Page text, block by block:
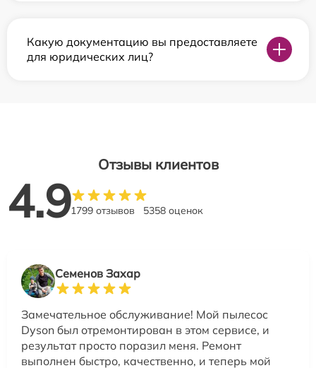
Какую документацию вы предоставляете
для юридических лиц?
Отзывы клиентов
4.91799 отзывов 5358 оценок
Семенов Захар
Замечательное обслуживание! Мой пылесос
Dyson был отремонтирован в этом сервисе, и
результат просто поразил меня. Ремонт
выполнен быстро, качественно, и теперь мой